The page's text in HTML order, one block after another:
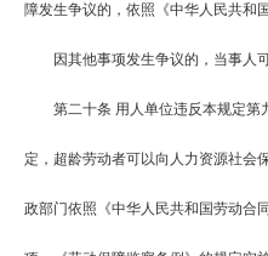
障发生争议的，依照《中华人民共和
因其他事项发生争议的，当事人
第二十条 用人单位违反本规定第
定，超龄劳动者可以向人力资源社会
政部门依照《中华人民共和国劳动合